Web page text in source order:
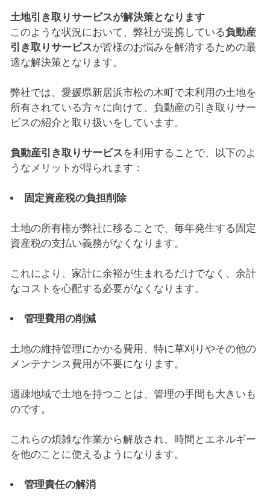
土地引き取りサービスが解決策となります
このような状況において、弊社が提携している負動産
引き取りサービスが皆様のお悩みを解消するための最
適な解決策となります。
弊社では、愛媛県新居浜市松の木町で未利用の土地を
所有されている方々に向けて、負動産の引き取りサー
ビスの紹介と取り扱いをしています。
負動産引き取りサービスを利用することで、以下のよ
うなメリットが得られます：
固定資産税の負担削除
土地の所有権が弊社に移ることで、毎年発生する固定
資産税の支払い義務がなくなります。
これにより、家計に余裕が生まれるだけでなく、余計
なコストを心配する必要がなくなります。
管理費用の削減
土地の維持管理にかかる費用、特に草刈りやその他の
メンテナンス費用が不要になります。
過疎地域で土地を持つことは、管理の手間も大きいも
のです。
これらの煩雑な作業から解放され、時間とエネルギー
を他のことに使えるようになります。
管理責任の解消